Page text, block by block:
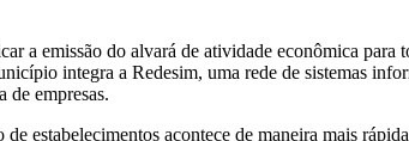
a emissão do alvará de atividade econômica para
integra a Redesim, uma rede de sistemas
de empresas.
estabelecimentos acontece de maneira mais